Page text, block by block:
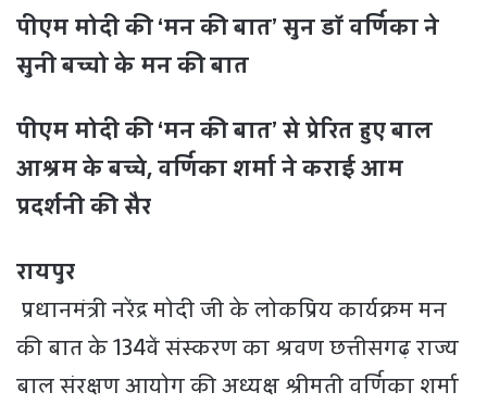
पीएम मोदी की ‘मन की बात’ सुन डॉ वर्णिका ने
सुनी बच्चो के मन की बात
पीएम मोदी की ‘मन की बात’ से प्रेरित हुए बाल
आश्रम के बच्चे, वर्णिका शर्मा ने कराई आम
प्रदर्शनी की सैर
रायपुर
प्रधानमंत्री नरेंद्र मोदी जी के लोकप्रिय कार्यक्रम मन
की बात के 134वें संस्करण का श्रवण छत्तीसगढ़ राज्य
बाल संरक्षण आयोग की अध्यक्ष श्रीमती वर्णिका शर्मा